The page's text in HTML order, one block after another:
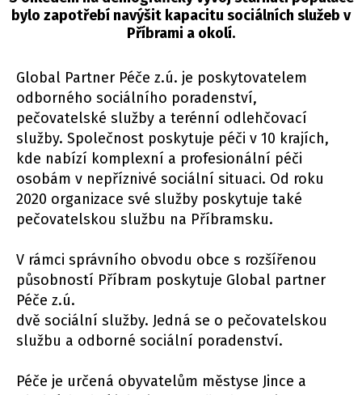
bylo zapotřebí navýšit kapacitu sociálních služeb v
Příbrami a okolí.
Global Partner Péče z.ú. je poskytovatelem
odborného sociálního poradenství,
pečovatelské služby a terénní odlehčovací
služby. Společnost poskytuje péči v 10 krajích,
kde nabízí komplexní a profesionální péči
osobám v nepříznivé sociální situaci. Od roku
2020 organizace své služby poskytuje také
pečovatelskou službu na Příbramsku.
V rámci správního obvodu obce s rozšířenou
působností Příbram poskytuje Global partner
Péče z.ú.
dvě sociální služby. Jedná se o pečovatelskou
službu a odborné sociální poradenství.
Péče je určená obyvatelům městyse Jince a